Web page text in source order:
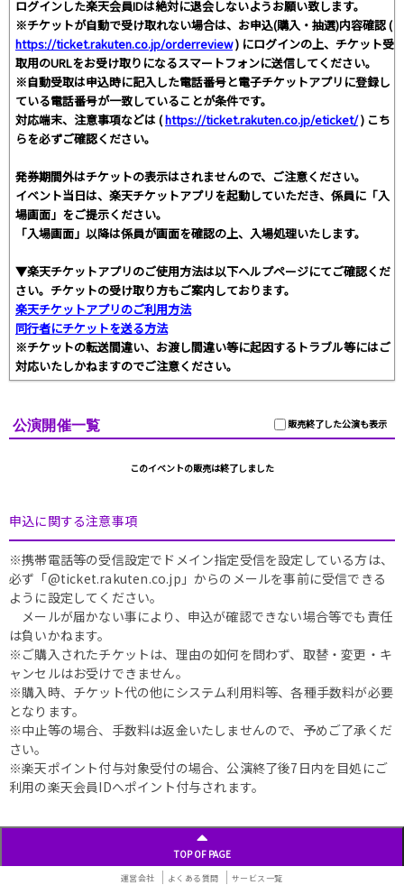
ログインした楽天会員IDは絶対に退会しないようお願い致します。
※チケットが自動で受け取れない場合は、お申込(購入・抽選)内容確認 (
https://ticket.rakuten.co.jp/orderreview) にログインの上、チケット受
取用のURLをお受け取りになるスマートフォンに送信してください。
※自動受取は申込時に記入した電話番号と電子チケットアプリに登録し
ている電話番号が一致していることが条件です。
対応端末、注意事項などは (https://ticket.rakuten.co.jp/eticket/) こち
らを必ずご確認ください。
発券期間外はチケットの表示はされませんので、ご注意ください。
イベント当日は、楽天チケットアプリを起動していただき、係員に「入
場画面」をご提示ください。
「入場画面」以降は係員が画面を確認の上、入場処理いたします。
▼楽天チケットアプリのご使用方法は以下ヘルプページにてご確認くだ
さい。チケットの受け取り方もご案内しております。
楽天チケットアプリのご利用方法
同行者にチケットを送る方法
※チケットの転送間違い、お渡し間違い等に起因するトラブル等にはご
対応いたしかねますのでご注意ください。
販売終了した公演も表示
公演開催一覧
このイベントの販売は終了しました
申込に関する注意事項
※携帯電話等の受信設定でドメイン指定受信を設定している方は、
必ず「@ticket.rakuten.co.jp」からのメールを事前に受信できる
ように設定してください。
メールが届かない事により、申込が確認できない場合等でも責任
は負いかねます。
※ご購入されたチケットは、理由の如何を問わず、取替・変更・キ
ャンセルはお受けできません。
※購入時、チケット代の他にシステム利用料等、各種手数料が必要
となります。
※中止等の場合、手数料は返金いたしませんので、予めご了承くだ
さい。
※楽天ポイント付与対象受付の場合、公演終了後7日内を目処にご
利用の楽天会員IDへポイント付与されます。
TOP OF PAGE
運営会社 よくある質問 サービス一覧